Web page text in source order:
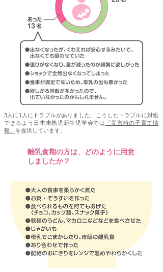
3人に1人にトラブルがありました。こうしたトラブルに対処
できるよう日本未熟児新生児学会では
「災害時の子育て情
報」 を提供しています。
離乳食期の方は、どのように用意
しましたか？